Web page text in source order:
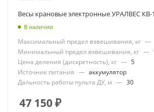
Весы крановые электронные УРАЛВЕС КВ-
В наличии
Максимальный предел взвешивания, кг —
Минимальный предел взвешивания, кг —
Цена деления (дискретность), кг — 5
Источник питания — аккумулятор
Дальность работы пульта ДУ, м — 30
47 150₽